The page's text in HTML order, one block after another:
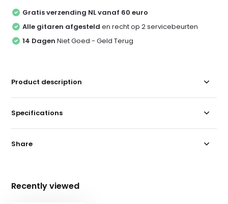
Gratis verzending NL vanaf 60 euro
Alle gitaren afgesteld en recht op 2 servicebeurten
14 Dagen Niet Goed - Geld Terug
Product description
Specifications
Share
Recently viewed